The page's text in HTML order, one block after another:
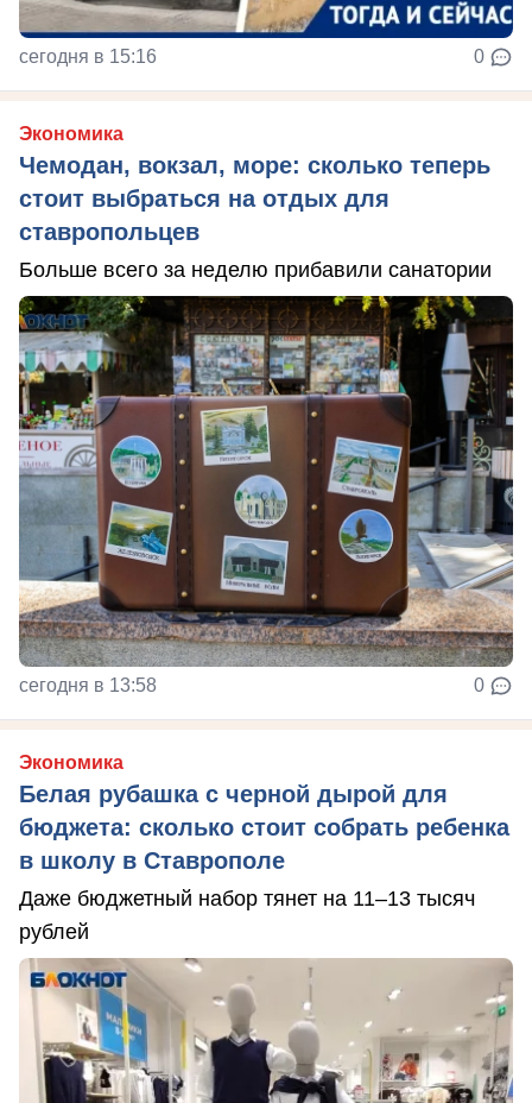
сегодня в 15:16 0
Экономика
Чемодан, вокзал, море: сколько теперь
стоит выбраться на отдых для
ставропольцев
Больше всего за неделю прибавили санатории
сегодня в 13:58 0
Экономика
Белая рубашка с черной дырой для
бюджета: сколько стоит собрать ребенка
в школу в Ставрополе
Даже бюджетный набор тянет на 11–13 тысяч
рублей